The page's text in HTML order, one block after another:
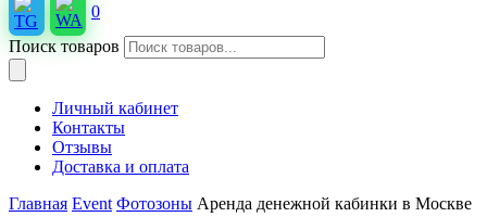
0
Поиск товаров
Личный кабинет
Контакты
Отзывы
Доставка и оплата
Главная Event Фотозоны Аренда денежной кабинки в Москве